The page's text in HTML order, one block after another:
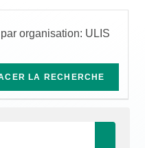
organisation: ULIS
LA RECHERCHE